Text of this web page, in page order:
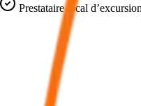
Prestataire local